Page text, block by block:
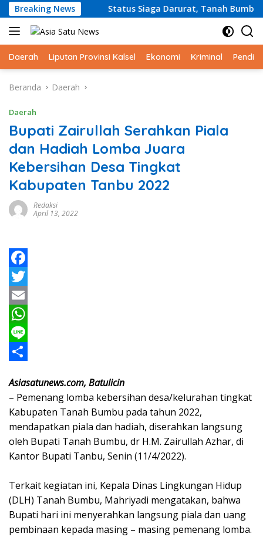
Langsung
ke
konten
Breaking News
Selatan Status Siaga Darurat, Tanah Bumbu
Daerah Liputan Provinsi Kalsel Ekonomi Kriminal
Beranda Daerah
Daerah
Bupati Zairullah Serahkan Piala
dan Hadiah Lomba Juara
Kebersihan Desa Tingkat
Kabupaten Tanbu 2022
Redaksi
April 13, 2022
F
a
c
e
b
o
k
T
w
e
r
E
m
a
l
W
h
t
s
A
p
L
n
e
h
a
r
e
Asiasatunews.com, Batulicin
– Pemenang lomba kebersihan desa/kelurahan tingkat
Kabupaten Tanah Bumbu pada tahun 2022,
mendapatkan piala dan hadiah, diserahkan langsung
oleh Bupati Tanah Bumbu, dr H.M. Zairullah Azhar, di
Kantor Bupati Tanbu, Senin (11/4/2022).
Terkait kegiatan ini, Kepala Dinas Lingkungan Hidup
(DLH) Tanah Bumbu, Mahriyadi mengatakan, bahwa
Bupati hari ini menyerahkan langsung piala dan uang
pembinaan kepada masing – masing pemenang lomba.